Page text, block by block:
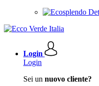
Login
Login
Sei un nuovo cliente?